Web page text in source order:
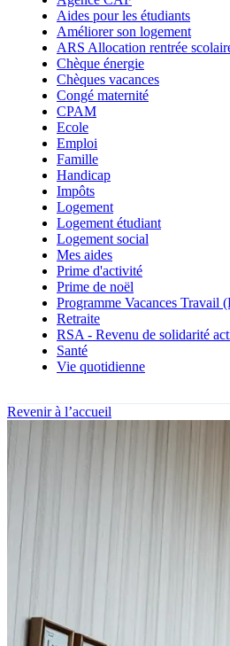
Aides pour les étudiants
Améliorer son logement
ARS Allocation rentrée
Chèque énergie
Chèques vacances
Congé maternité
CPAM
Ecole
Emploi
Famille
Handicap
Impôts
Logement
Logement étudiant
Logement social
Mes aides
Prime d'activité
Prime de noël
Programme Vacances Travail
Retraite
RSA - Revenu de solidarité
Santé
Vie quotidienne
Revenir à l’accueil